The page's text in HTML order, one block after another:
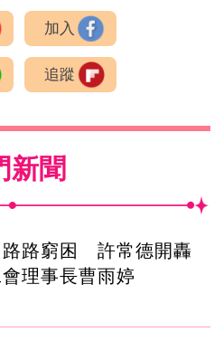
加入
追蹤
新聞
路路窮困 許常德開轟
理事長曹雨婷